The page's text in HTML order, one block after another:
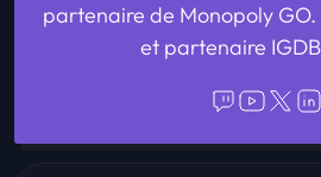
partenaire de Monopoly
et partenaire